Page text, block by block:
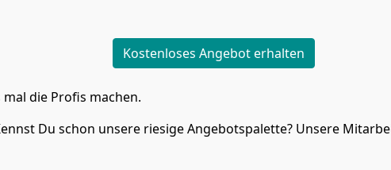
Kostenloses Angebot erhalten
die Profis machen.
Du schon unsere riesige Angebotspalette? Unsere